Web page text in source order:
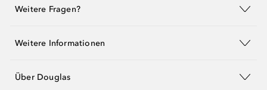
Weitere Fragen?
Weitere Informationen
Über Douglas